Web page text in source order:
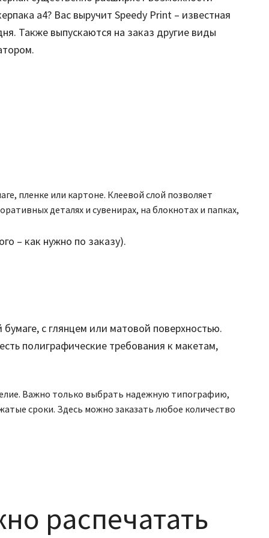
а4? Вас выручит Speedy Print – известная
Также выпускаются на заказ другие виды
пленке или картоне. Клеевой слой позволяет
деталях и сувенирах, на блокнотах и папках,
– как нужно по заказу).
с глянцем или матовой поверхностью.
полиграфические требования к макетам,
Важно только выбрать надежную типографию,
сроки. Здесь можно заказать любое количество
распечатать